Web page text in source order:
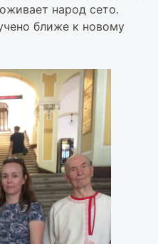
народ сето.
ближе к новому